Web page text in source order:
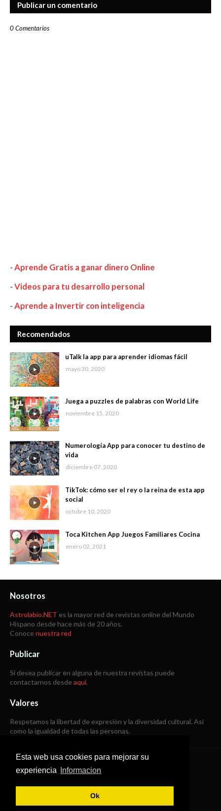
Esta web usa cookies para mejorar su
experiencia
Informacion
Ok
Publicar un comentario
0 Comentarios
-Aprende Gratis a ganar dinero Online
-Videos para tu desarrollo personal
-Aprende a Invertir con inteligencia
Recomendados
uTalk la app para aprender idiomas fácil
mayo 30, 2020
Juega a puzzles de palabras con World Life
noviembre 15, 2020
Numerología App para conocer tu destino de
vida
diciembre 07, 2020
TikTok: cómo ser el rey o la reina de esta app
social
octubre 10, 2020
Toca Kitchen App Juegos Familiares Cocina
enero 02, 2021
Nosotros
Astrolabio.NET es la mayor red de revistas online del Mundo
Hispano desde hace más de 20 años.
Conoce nuestra red
Publicar
Si desea publicar en alguna de nuestra revistas puede
contactarnos desde aquí.
Valores
Respetamos la libertad de expresión y la diversidad cultural. Así
como la igualdad de todas las personas.
Copyright © 1998 -